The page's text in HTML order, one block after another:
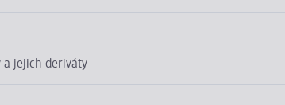
a jejich deriváty